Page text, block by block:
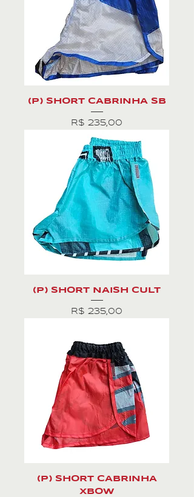
(P) SHORT CABRINHA SB
Preço
R$ 235,00
(P) SHORT NAISH CULT
Preço
R$ 235,00
(P) SHORT CABRINHA
XBOW